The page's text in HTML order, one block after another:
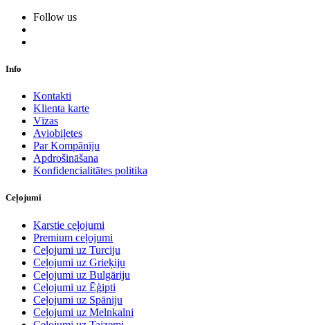
Follow us
Info
Kontakti
Klienta karte
Vīzas
Aviobiļetes
Par Kompāniju
Apdrošināšana
Konfidencialitātes politika
Ceļojumi
Karstie ceļojumi
Premium ceļojumi
Ceļojumi uz Turciju
Ceļojumi uz Grieķiju
Ceļojumi uz Bulgāriju
Ceļojumi uz Ēģipti
Ceļojumi uz Spāniju
Ceļojumi uz Melnkalni